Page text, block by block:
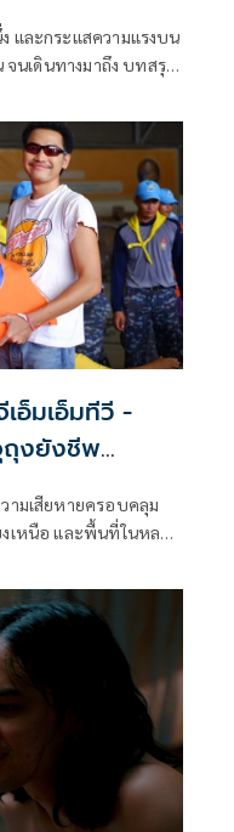
และกระแสความแรงบน
จนเดินทางมาถึง บทสรุป
ความฟาด ฉบับตัวมัม
บูลย์” ในบท “ทองดี”
มไปด้วยประสบการณ์
อ็มเอ็มทีวี -
ถุงยังชีพ
ามเสียหายครอบคลุม
เหนือ และพื้นที่ในหลาย